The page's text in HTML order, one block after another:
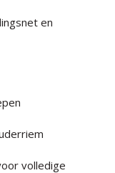
en
volledige